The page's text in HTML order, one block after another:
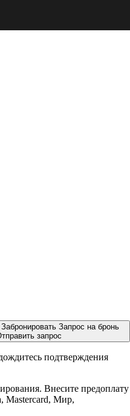
Забронировать Запрос на бронь
запрос
подтверждения
Внесите предоплату
Mastercard, Мир,